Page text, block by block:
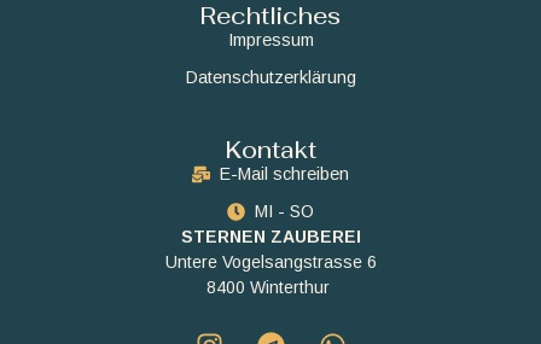
Rechtliches
Impressum
Datenschutzerklärung
Kontakt
E-Mail schreiben
MI - SO
STERNEN ZAUBEREI
Untere Vogelsangstrasse 6
8400 Winterthur